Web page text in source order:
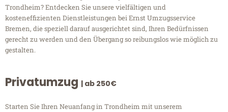
Trondheim? Entdecken Sie unsere vielfältigen und
kosteneffizienten Dienstleistungen bei Ernst Umzugsservice
Bremen, die speziell darauf ausgerichtet sind, Ihren Bedürfnissen
gerecht zu werden und den Übergang so reibungslos wie möglich zu
gestalten.
Privatumzug | ab 250€
Starten Sie Ihren Neuanfang in Trondheim mit unserem